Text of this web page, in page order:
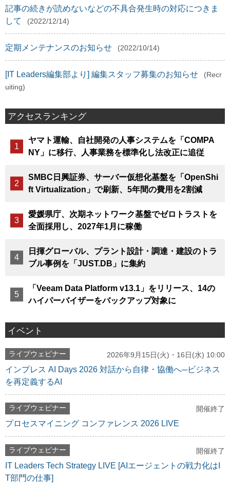
記事の続きが読めないなどの不具合発生時の対応につきま
して
(2022/12/14)
定期メンテナンスのお知らせ (2022/10/14)
[IT Leaders編集部より] 編集スタッフ募集のお知らせ
(Recr
uiting)
アクセスランキング
ヤマト運輸、自社開発の人事システムを「COMPA
NY」に移行、人事業務を標準化し法改正に追従
SMBC日興証券、サーバー仮想化基盤を「OpenShi
ft Virtualization」で刷新、5年間の費用を2割減
愛媛県庁、次期ネットワーク基盤でゼロトラストを
全面採用し、2027年1月に稼働
日揮グローバル、プラント設計・調達・建設のトラ
ブル事例を「JUST.DB」に集約
「Veeam Data Platform v13.1」をリリース、14の
ハイパーバイザーをバックアップ対象に
イベント
ライブウェビナー 2026年9月15日(火)・16日(水) 10:00
インプレス AI Days 2026 対話から自律・協働へ─ビジネス
を再定義するAI
ライブウェビナー 開催終了
プロセスマイニング コンファレンス 2026 LIVE
ライブウェビナー 開催終了
IT Leaders Tech Strategy LIVE [AIエージェントの戦力化はI
T部門の仕事]